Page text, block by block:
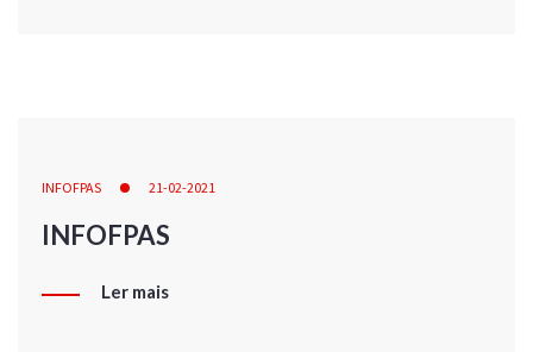
INFOFPAS 21-02-2021
INFOFPAS
Ler mais